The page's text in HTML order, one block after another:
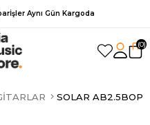
Aynı Gün Kargoda
0
SOLAR AB2.5BOP